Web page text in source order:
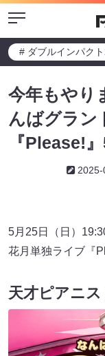
Menu
# ダブルインパク
今年もやり
んばグラン
『Please!
5月25日（日）
花月単独ライブ『
天才ピアニス